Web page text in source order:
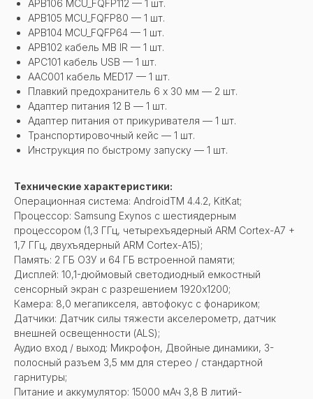
APB106 MCU_FQFP112 — 1 шт.
APB105 MCU_FQFP80 — 1 шт.
APB104 MCU_FQFP64 — 1 шт.
APB102 кабель MB IR — 1 шт.
APC101 кабель USB — 1 шт.
AAC001 кабель MED17 — 1 шт.
Плавкий предохранитель 6 x 30 мм — 2 шт.
Адаптер питания 12 В — 1 шт.
Адаптер питания от прикуривателя — 1 шт.
Транспортировочный кейс — 1 шт.
Инструкция по быстрому запуску — 1 шт.
Технические характеристики:
Операционная система: AndroidTM 4.4.2, KitKat;
Процессор: Samsung Exynos с шестиядерным
процессором (1,3 ГГц, четырехъядерный ARM Cortex-A7 +
1,7 ГГц, двухъядерный ARM Cortex-А15);
Память: 2 ГБ ОЗУ и 64 ГБ встроенной памяти;
Дисплей: 10,1-дюймовый светодиодный емкостный
сенсорный экран с разрешением 1920x1200;
Камера: 8,0 мегапикселя, автофокус с фонариком;
Датчики: Датчик силы тяжести акселерометр, датчик
внешней освещенности (ALS);
Аудио вход / выход: Микрофон, Двойные динамики, 3-
полосный разъем 3,5 мм для стерео / стандартной
гарнитуры;
Питание и аккумулятор: 15000 мАч 3,8 В литий-